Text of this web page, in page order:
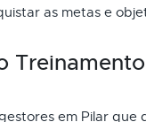
as metas e
em Pilar